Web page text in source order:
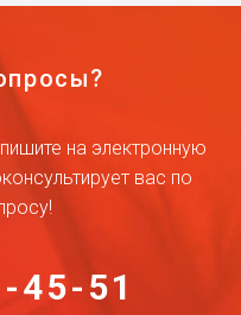
на электронную
вас по
45-51